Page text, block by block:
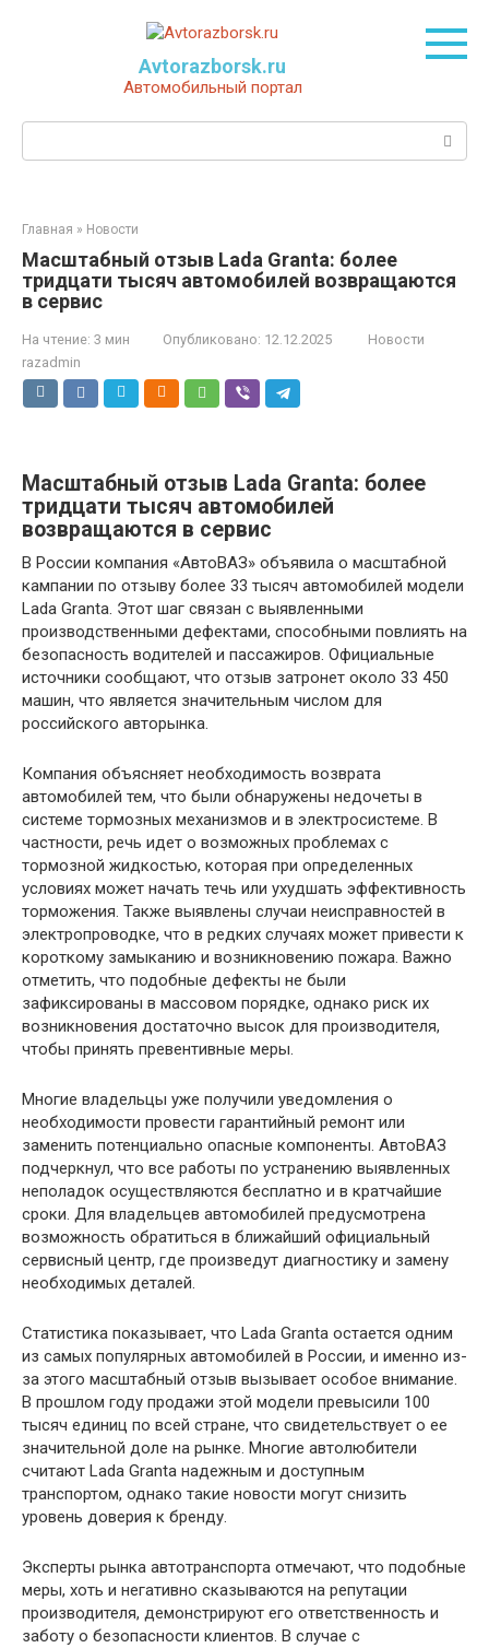
Avtorazborsk.ru
Автомобильный портал
Главная » Новости
Масштабный отзыв Lada Granta: более
тридцати тысяч автомобилей возвращаются
в сервис
На чтение: 3 мин Опубликовано: 12.12.2025
Новости
razadmin
Масштабный отзыв Lada Granta: более
тридцати тысяч автомобилей
возвращаются в сервис
В России компания «АвтоВАЗ» объявила о масштабной
кампании по отзыву более 33 тысяч автомобилей модели
Lada Granta. Этот шаг связан с выявленными
производственными дефектами, способными повлиять на
безопасность водителей и пассажиров. Официальные
источники сообщают, что отзыв затронет около 33 450
машин, что является значительным числом для
российского авторынка.
Компания объясняет необходимость возврата
автомобилей тем, что были обнаружены недочеты в
системе тормозных механизмов и в электросистеме. В
частности, речь идет о возможных проблемах с
тормозной жидкостью, которая при определенных
условиях может начать течь или ухудшать эффективность
торможения. Также выявлены случаи неисправностей в
электропроводке, что в редких случаях может привести к
короткому замыканию и возникновению пожара. Важно
отметить, что подобные дефекты не были
зафиксированы в массовом порядке, однако риск их
возникновения достаточно высок для производителя,
чтобы принять превентивные меры.
Многие владельцы уже получили уведомления о
необходимости провести гарантийный ремонт или
заменить потенциально опасные компоненты. АвтоВАЗ
подчеркнул, что все работы по устранению выявленных
неполадок осуществляются бесплатно и в кратчайшие
сроки. Для владельцев автомобилей предусмотрена
возможность обратиться в ближайший официальный
сервисный центр, где произведут диагностику и замену
необходимых деталей.
Статистика показывает, что Lada Granta остается одним
из самых популярных автомобилей в России, и именно из-
за этого масштабный отзыв вызывает особое внимание.
В прошлом году продажи этой модели превысили 100
тысяч единиц по всей стране, что свидетельствует о ее
значительной доле на рынке. Многие автолюбители
считают Lada Granta надежным и доступным
транспортом, однако такие новости могут снизить
уровень доверия к бренду.
Эксперты рынка автотранспорта отмечают, что подобные
меры, хоть и негативно сказываются на репутации
производителя, демонстрируют его ответственность и
заботу о безопасности клиентов. В случае с